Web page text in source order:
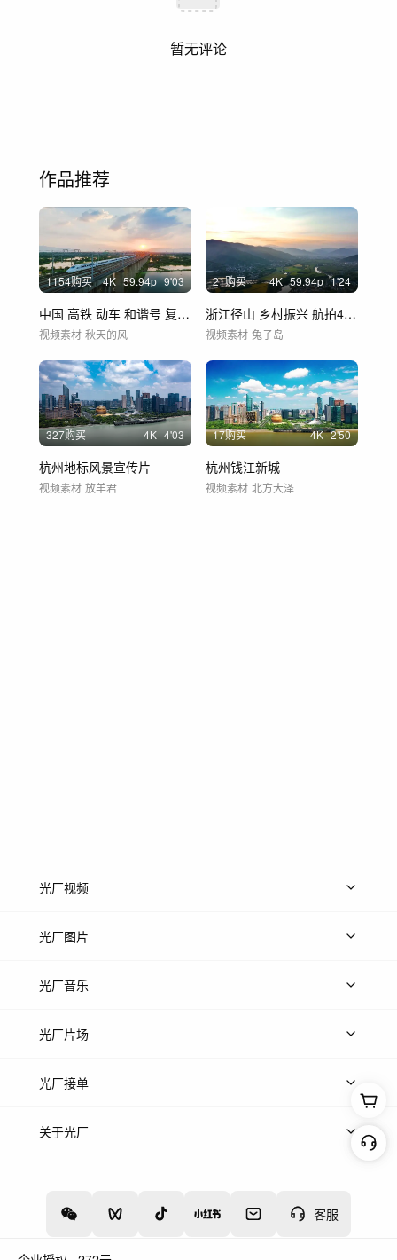
暂无评论
作品推荐
1154购买 4K 59.94p 9'03
中国 高铁 动车 和谐号 复兴号 唯美
视频素材 秋天的风
21购买 4K 59.94p 1'24
浙江径山 乡村振兴 航拍4k60帧
视频素材 兔子岛
327购买 4K 4'03
杭州地标风景宣传片
视频素材 放羊君
17购买 4K 2'50
杭州钱江新城
视频素材 北方大泽
客服
光厂视频
上传视频
光厂图片
上传图片
光厂音乐
热门音乐
光厂片场
上传案例
光厂接单
上架服务
关于光厂